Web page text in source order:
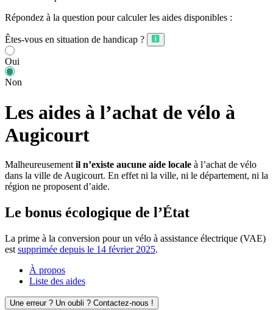
Répondez à la question pour calculer les aides disponibles :
Êtes-vous en situation de handicap ?
Oui
Non
Les aides à l’achat de vélo à
Augicourt
Malheureusement il n’existe aucune aide locale à l’achat de vélo
dans la ville de Augicourt. En effet ni la ville, ni le département, ni la
région ne proposent d’aide.
Le bonus écologique de l’État
La prime à la conversion pour un vélo à assistance électrique (VAE)
est supprimée depuis le 14 février 2025.
À propos
Liste des aides
Une erreur ? Un oubli ? Contactez-nous !